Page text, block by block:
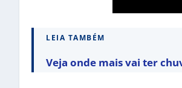
LEIA TAMBÉM
Veja onde mais vai ter